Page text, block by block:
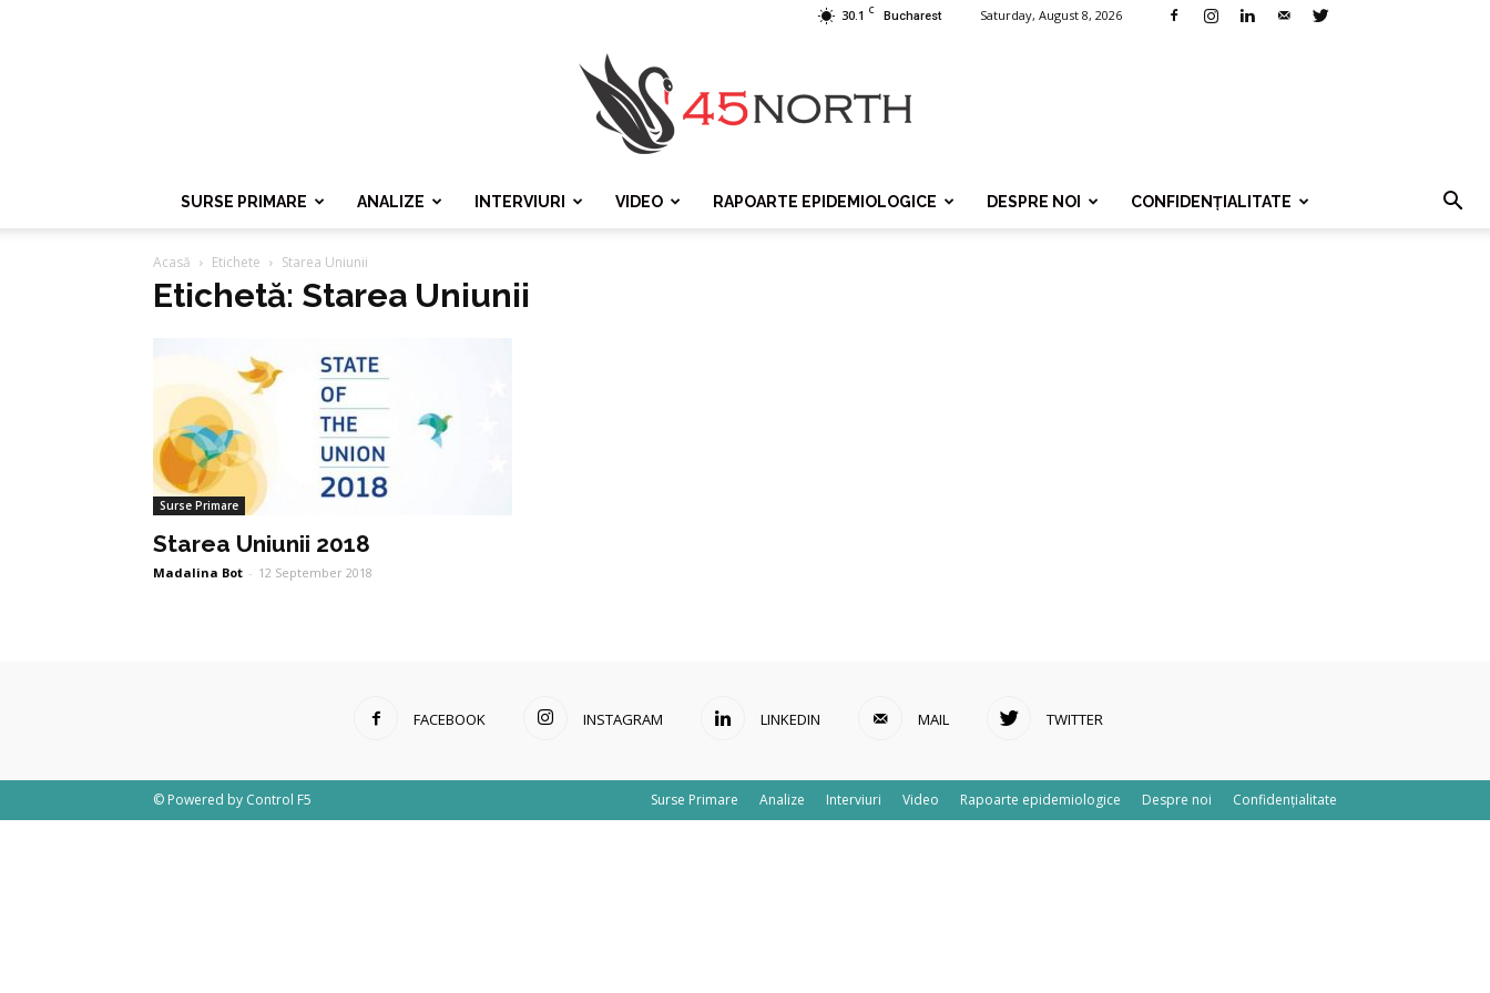
30.1 C Bucharest Saturday, August 8, 2026
SURSE PRIMARE ANALIZE INTERVIURI VIDEO RAPOARTE EPIDEMIOLOGICE DESPRE NOI CONFIDENȚIALITATE
Acasă Etichete Starea Uniunii
Etichetă: Starea Uniunii
Surse Primare
Starea Uniunii 2018
Madalina Bot - 12 September 2018
FACEBOOK INSTAGRAM LINKEDIN MAIL TWITTER
Surse Primare Analize Interviuri Video Rapoarte epidemiologice Despre noi Confidențialitate
© Powered by Control F5